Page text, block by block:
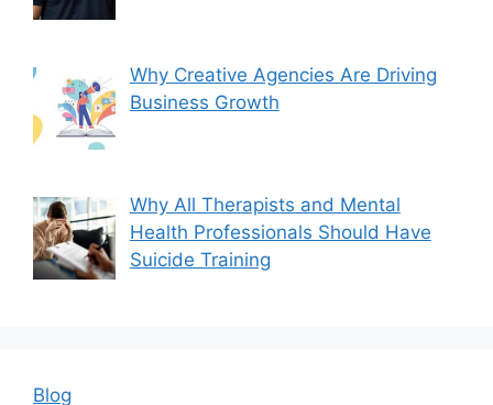
Why Creative Agencies Are Driving
Business Growth
Why All Therapists and Mental
Health Professionals Should Have
Suicide Training
Blog